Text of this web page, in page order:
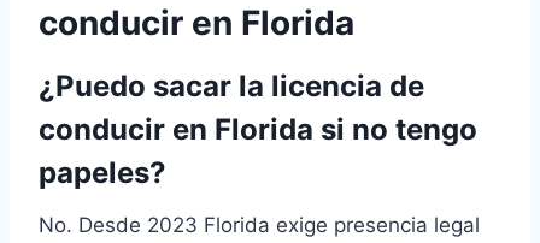
conducir en Florida
¿Puedo sacar la licencia de
conducir en Florida si no tengo
papeles?
No. Desde 2023 Florida exige presencia legal